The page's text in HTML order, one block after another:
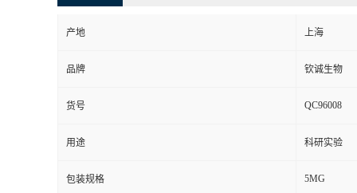
产地 上海
品牌 钦诚生物
货号 QC96008
用途 科研实验
包装规格 5MG